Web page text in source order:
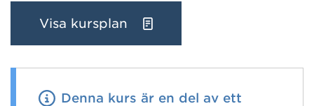
Visa kursplan
Denna kurs är en del av ett